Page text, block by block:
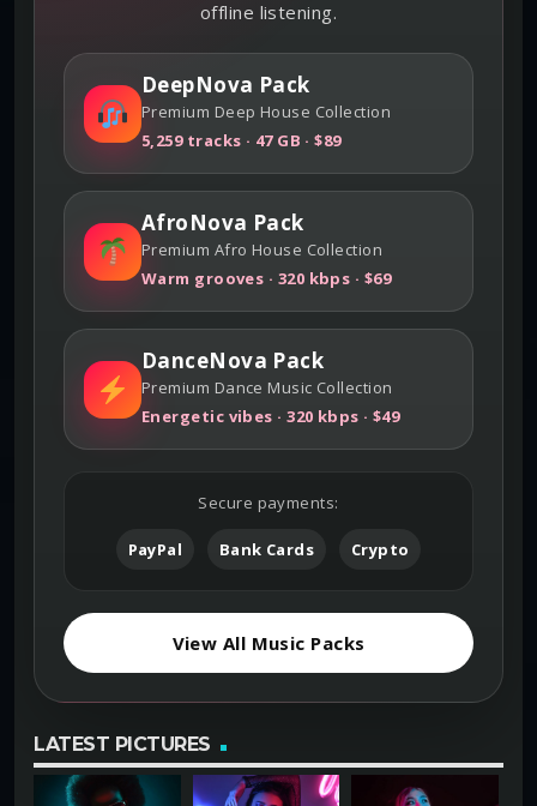
offline listening.
DeepNova Pack
Premium Deep House Collection
5,259 tracks · 47 GB · $89
AfroNova Pack
Premium Afro House Collection
Warm grooves · 320 kbps · $69
DanceNova Pack
Premium Dance Music Collection
Energetic vibes · 320 kbps · $49
Secure payments:
PayPal Bank Cards Crypto
View All Music Packs
LATEST PICTURES